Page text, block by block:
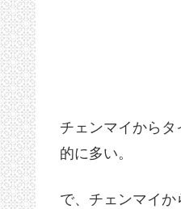
チェンマイから
的に多い。
で、チェンマイ